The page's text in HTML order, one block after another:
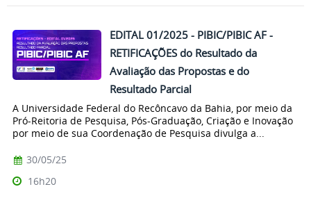
EDITAL 01/2025 - PIBIC/PIBIC AF -
RETIFICAÇÕES do Resultado da
Avaliação das Propostas e do
Resultado Parcial
A Universidade Federal do Recôncavo da Bahia, por meio da
Pró-Reitoria de Pesquisa, Pós-Graduação, Criação e Inovação
por meio de sua Coordenação de Pesquisa divulga a...
30/05/25
16h20